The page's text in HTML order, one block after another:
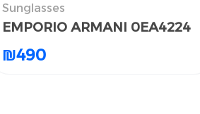
Sunglasses
EMPORIO ARMANI 0EA4224
₪490
النظارات الشمسية
EMPORIO ARMANI 0EA4224
₪490